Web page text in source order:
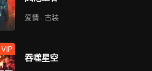
爱情 · 古装
VIP
吞噬星空